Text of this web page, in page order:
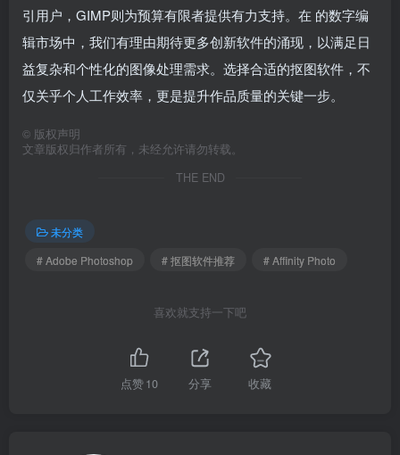
引用户，GIMP则为预算有限者提供有力支持。在 的数字编
辑市场中，我们有理由期待更多创新软件的涌现，以满足日
益复杂和个性化的图像处理需求。选择合适的抠图软件，不
仅关乎个人工作效率，更是提升作品质量的关键一步。
© 版权声明
文章版权归作者所有，未经允许请勿转载。
THE END
未分类
# Adobe Photoshop
# 抠图软件推荐 # Affinity Photo
喜欢就支持一下吧
点赞10 分享 收藏